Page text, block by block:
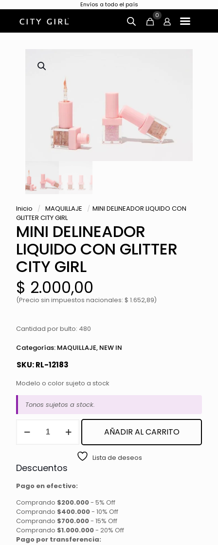
Envíos a todo el país
0
Inicio / MAQUILLAJE / MINI DELINEADOR LIQUIDO CON
GLITTER CITY GIRL
MINI DELINEADOR
LIQUIDO CON GLITTER
CITY GIRL
$ 2.000,00
(Precio sin impuestos nacionales: $ 1.652,89)
Cantidad por bulto: 480
Categorías: MAQUILLAJE, NEW IN
SKU:RL-12183
Modelo o color sujeto a stock
Tonos sujetos a stock.
DELINEADOR
CITY
cantidad
AÑADIR AL CARRITO
Lista de deseos
Descuentos
Pago en efectivo:
Comprando $200.000- 5% Off
Comprando $400.000- 10% Off
Comprando $700.000- 15% Off
Comprando $1.000.000- 20% Off
Pago por transferencia: